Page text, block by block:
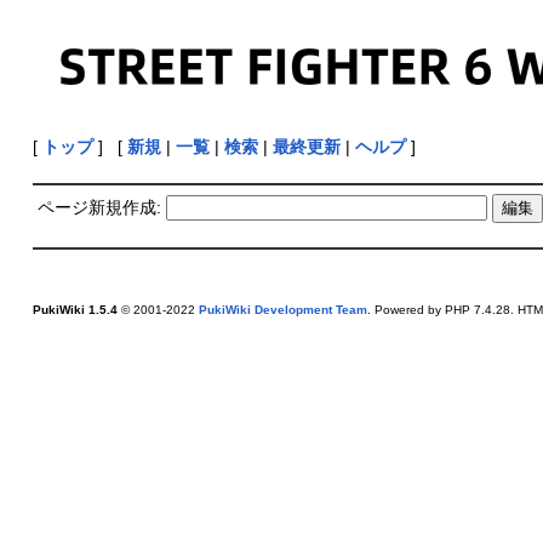
[ トップ] [ 新規| 一覧| 検索| 最終更新| ヘルプ]
ページ新規作成:
PukiWiki 1.5.4© 2001-2022 PukiWiki Development Team. Powered by PHP 7.4.28.